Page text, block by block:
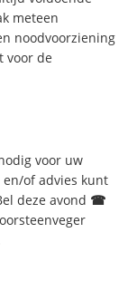
meteen
noodvoorziening
voor de
voor uw
en/of advies kunt
deze avond ☎